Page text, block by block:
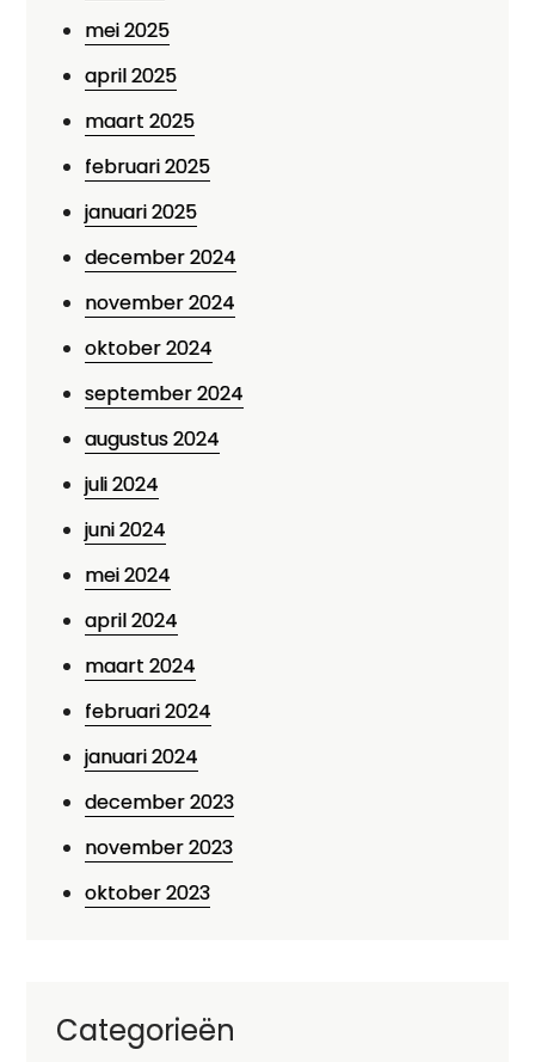
mei 2025
april 2025
maart 2025
februari 2025
januari 2025
december 2024
november 2024
oktober 2024
september 2024
augustus 2024
juli 2024
juni 2024
mei 2024
april 2024
maart 2024
februari 2024
januari 2024
december 2023
november 2023
oktober 2023
Categorieën